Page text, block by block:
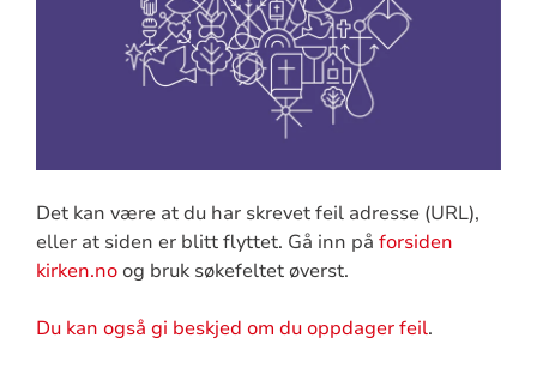
Det kan være at du har skrevet feil adresse (URL),
eller at siden er blitt flyttet. Gå inn på forsiden
kirken.noog bruk søkefeltet øverst.
Du kan også gi beskjed om du oppdager feil.